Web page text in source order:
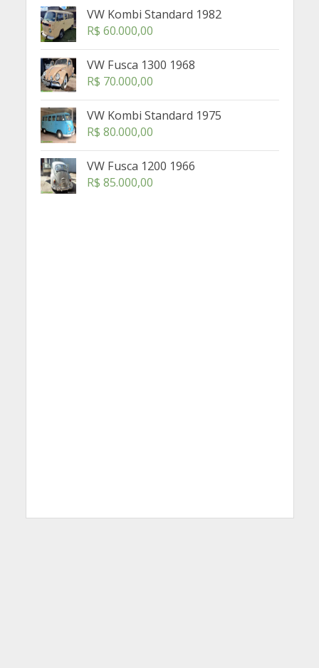
VW Kombi Standard 1982
R$ 60.000,00
VW Fusca 1300 1968
R$ 70.000,00
VW Kombi Standard 1975
R$ 80.000,00
VW Fusca 1200 1966
R$ 85.000,00